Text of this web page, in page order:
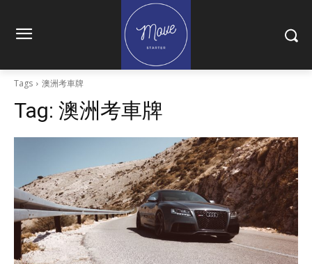
Tags 澳洲考車牌
Tag: 澳洲考車牌